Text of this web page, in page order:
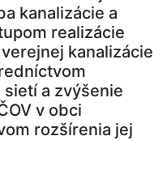
kanalizácie a
realizácie
kanalizácie
a zvýšenie
v obci
rozšírenia jej